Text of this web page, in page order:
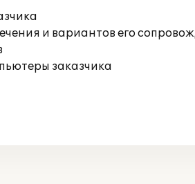
и вариантов его
заказчика